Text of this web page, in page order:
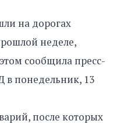
на дорогах
неделе,
сообщила пресс-
в понедельник, 13
после которых